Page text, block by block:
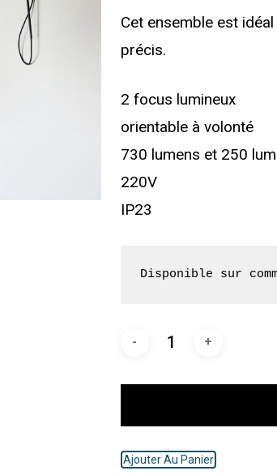
Cet ensemble est
précis.
2 focus lumineux
orientable à volonté
730 lumens et 250
220V
IP23
Disponible sur
Ajouter Au Panier